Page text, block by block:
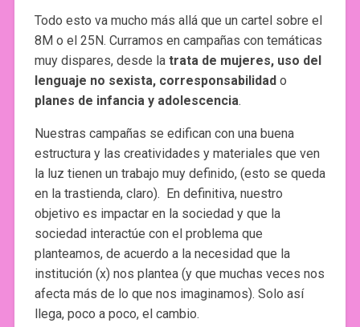
Todo esto va mucho más allá que un cartel sobre el
8M o el 25N. Curramos en campañas con temáticas
muy dispares, desde la trata de mujeres, uso del
lenguaje no sexista, corresponsabilidad o
planes de infancia y adolescencia.
Nuestras campañas se edifican con una buena
estructura y las creatividades y materiales que ven
la luz tienen un trabajo muy definido, (esto se queda
en la trastienda, claro). En definitiva, nuestro
objetivo es impactar en la sociedad y que la
sociedad interactúe con el problema que
planteamos, de acuerdo a la necesidad que la
institución (x) nos plantea (y que muchas veces nos
afecta más de lo que nos imaginamos). Solo así
llega, poco a poco, el cambio.